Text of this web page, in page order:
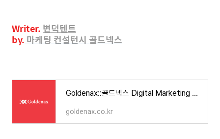
Writer. 변덕텐트
by. 마케팅 컨설턴시 골드넥스
Goldenax::골드넥스 Digital Marketing Agency
goldenax.co.kr